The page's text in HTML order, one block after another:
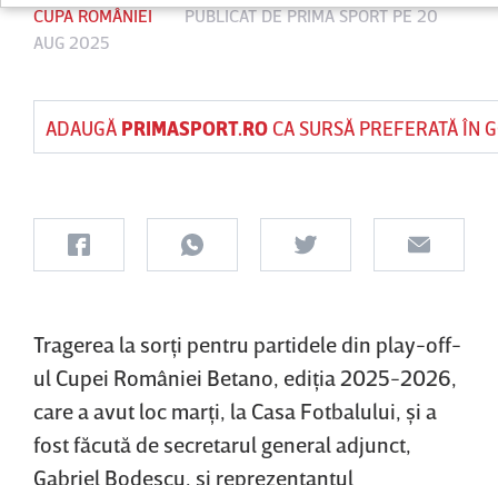
CUPA ROMÂNIEI PUBLICAT DEPRIMA SPORTPE 20
AUG 2025
ADAUGĂ PRIMASPORT.ROCA SURSĂ PREFERATĂ ÎN
Tragerea la sorţi pentru partidele din play-off-
ul Cupei României Betano, ediţia 2025-2026,
care a avut loc marţi, la Casa Fotbalului, şi a
fost făcută de secretarul general adjunct,
Gabriel Bodescu, şi reprezentantul